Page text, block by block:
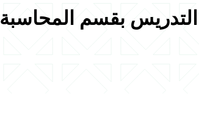
التدريس بقسم المحاسبة